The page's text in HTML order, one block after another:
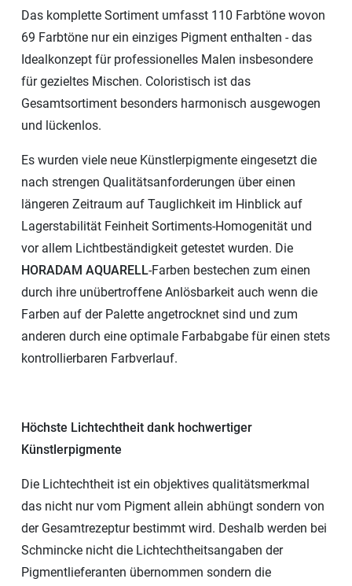
Das komplette Sortiment umfasst 110 Farbtöne wovon
69 Farbtöne nur ein einziges Pigment enthalten - das
Idealkonzept für professionelles Malen insbesondere
für gezieltes Mischen. Coloristisch ist das
Gesamtsortiment besonders harmonisch ausgewogen
und lückenlos.
Es wurden viele neue Künstlerpigmente eingesetzt die
nach strengen Qualitätsanforderungen über einen
längeren Zeitraum auf Tauglichkeit im Hinblick auf
Lagerstabilität Feinheit Sortiments-Homogenität und
vor allem Lichtbeständigkeit getestet wurden. Die
HORADAM AQUARELL-Farben bestechen zum einen
durch ihre unübertroffene Anlösbarkeit auch wenn die
Farben auf der Palette angetrocknet sind und zum
anderen durch eine optimale Farbabgabe für einen stets
kontrollierbaren Farbverlauf.
Höchste Lichtechtheit dank hochwertiger
Künstlerpigmente
Die Lichtechtheit ist ein objektives qualitätsmerkmal
das nicht nur vom Pigment allein abhüngt sondern von
der Gesamtrezeptur bestimmt wird. Deshalb werden bei
Schmincke nicht die Lichtechtheitsangaben der
Pigmentlieferanten übernommen sondern die